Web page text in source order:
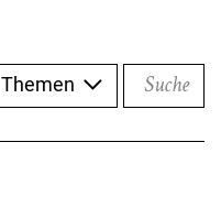
Themen Suche